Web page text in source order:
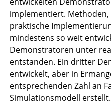
implementiert.
praktische
mindestens so weit
Demonstratoren unter
entstanden. Ein dritter
entwickelt, aber in
entsprechenden Zahl an
Simulationsmodell erstellt.